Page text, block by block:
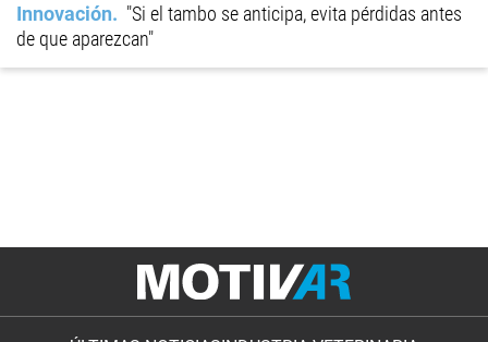
Innovación
"Si el tambo se anticipa, evita pérdidas antes
de que aparezcan"